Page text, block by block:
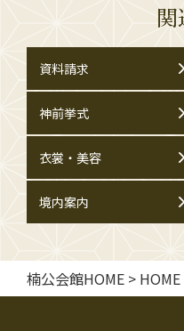
資料請求
神前挙式
衣裳・美容
境内案内
楠公会館HOME > HOME